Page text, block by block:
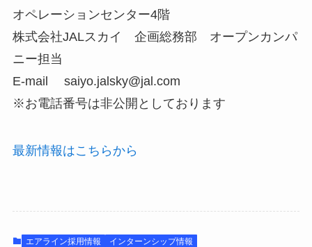
オペレーションセンター4階
株式会社JALスカイ 企画総務部 オープンカンパ
ニー担当
E-mail saiyo.jalsky@jal.com
※お電話番号は非公開としております
最新情報はこちらから
エアライン採用情報 インターンシップ情報